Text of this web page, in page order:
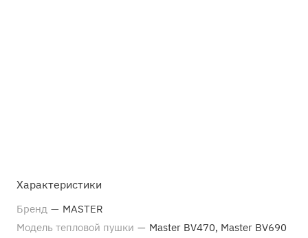
Характеристики
Бренд — MASTER
Модель тепловой пушки — Master BV470, Master BV690